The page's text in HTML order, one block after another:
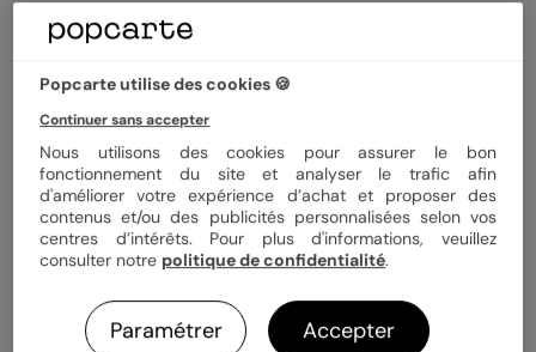
Papier Papier Satiné
Quantité Échantillon personnalisé
1,25 €
Popcarte utilise des cookies 🍪
Continuer sans accepter
Nous utilisons des cookies pour assurer le bon
fonctionnement du site et analyser le trafic afin
d'améliorer votre expérience d’achat et proposer des
contenus et/ou des publicités personnalisées selon vos
centres d’intérêts. Pour plus d'informations, veuillez
consulter notre politique de confidentialité.
Paramétrer Accepter